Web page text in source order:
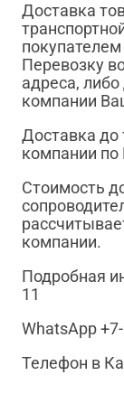
Доставка
Перевозку
адреса,
компании
Доставка до
компании по
Стоимость
компании.
Подробная
11
WhatsApp
Телефон в